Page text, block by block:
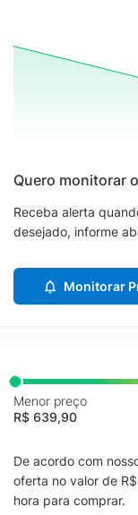
Quero monitorar
Receba alerta
desejado, informe
Monitorar
Menor preço
R$ 639,90
De acordo com
oferta no valor de
hora para comprar.